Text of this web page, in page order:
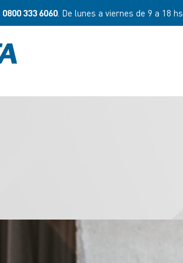
0800 333 6060 . De lunes a viernes de 9 a 18 hs.